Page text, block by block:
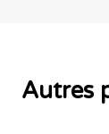
Autres